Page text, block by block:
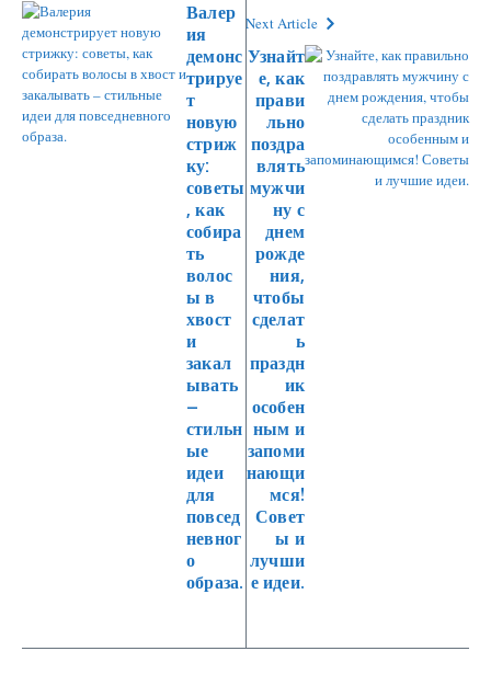
Валер
ия
демонс
трируе
т
новую
стриж
ку:
советы
, как
собира
ть
волос
ы в
хвост
и
закал
ывать
–
стильн
ые
идеи
для
повсед
невног
о
образа.
Next Article
Узнайт
е, как
прави
льно
поздра
влять
мужчи
ну с
днем
рожде
ния,
чтобы
сделат
ь
праздн
ик
особен
ным и
запоми
нающи
мся!
Совет
ы и
лучши
е идеи.